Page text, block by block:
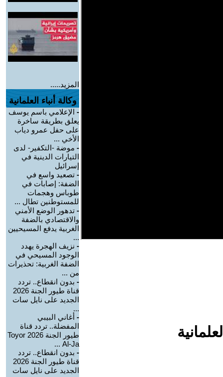
المزيد.....
وكالة أنباء العلمانية
- الإعلامي باسم يوسف
يعلق بطريقة ساخرة
على حفل عمرو دياب
الأخي ...
- موضة -التكفير- لدى
التيارات الدينية في
إسرائيل
- تصعيد واسع في
الضفة: إصابات في
طوباس وهجمات
للمستوطنين تطال ...
- تدهور الوضع الأمني
والاقتصادي بالضفة
الغربية يدفع المسيحيين
...
- نزيف الهجرة يهدد
الوجود المسيحي في
الضفة الغربية: تحذيرات
من ...
- بدون انقطاع.. تردد
قناة طيور الجنة 2026
الجديد على نايل سات
...
- أغاني البيبي
المفضلة.. تردد قناة
طيور الجنة 2026 Toyor
Al-Ja ...
- بدون انقطاع.. تردد
قناة طيور الجنة 2026
الجديد على نايل سات